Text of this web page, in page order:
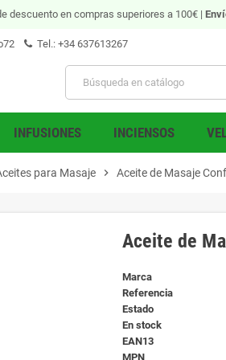
descuento en compras superiores a 100€ |
Tel.: +34 637613267
INFUSIONES INCIENSOS
para Masaje chevron_right Aceite de Masaje
Aceite de
Marca
Referencia
Estado
En stock
EAN13
MPN